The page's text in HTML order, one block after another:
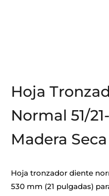
Hoja
Normal 51/
Madera Seca
Hoja tronzador diente
530 mm (21 pulgadas)